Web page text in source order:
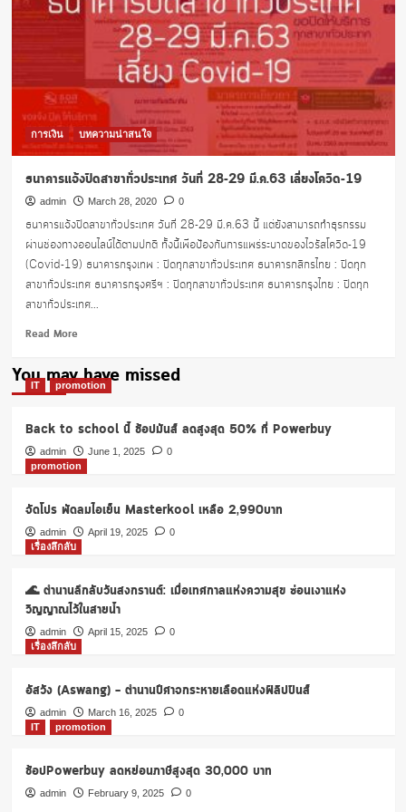
การเงิน บทความน่าสนใจ
ธนาคารแจ้งปิดสาขาทั่วประเทศ วันที่ 28-29 มี.ค.63 เลี่ยงโควิด-19
admin March 28, 2020 0
ธนาคารแจ้งปิดสาขาทั่วประเทศ วันที่ 28-29 มี.ค.63 นี้ แต่ยังสามารถทำธุรกรรม
ผ่านช่องทางออนไลน์ได้ตามปกติ ทั้งนี้เพื่อป้องกันการแพร่ระบาดของไวรัสโควิด-19
(Covid-19) ธนาคารกรุงเทพ : ปิดทุกสาขาทั่วประเทศ ธนาคารกสิกรไทย : ปิดทุก
สาขาทั่วประเทศ ธนาคารกรุงศรีฯ : ปิดทุกสาขาทั่วประเทศ ธนาคารกรุงไทย : ปิดทุก
สาขาทั่วประเทศ...
Read MoreRead
about
ธนาคาร
สาขา
ทั่ว
ประเทศ
29
มี.ค.63
โค
วิด-19
You may have missed
IT promotion
Back to school นี้ ช้อปมันส์ ลดสูงสุด 50% ที่ Powerbuy
admin June 1, 2025
0
promotion
จัดโปร พัดลมไอเย็น Masterkool เหลือ 2,990บาท
admin April 19, 2025
0
เรื่องลึกลับ
🌊 ตำนานลึกลับวันสงกรานต์: เมื่อเทศกาลแห่งความสุข ซ่อนเงาแห่ง
วิญญาณไว้ในสายน้ำ
admin April 15, 2025
0
เรื่องลึกลับ
อัสวัง (Aswang) – ตำนานปีศาจกระหายเลือดแห่งฟิลิปปินส์
admin March 16, 2025
0
IT
promotion
ช้อปPowerbuy ลดหย่อนภาษีสูงสุด 30,000 บาท
admin February 9, 2025 0